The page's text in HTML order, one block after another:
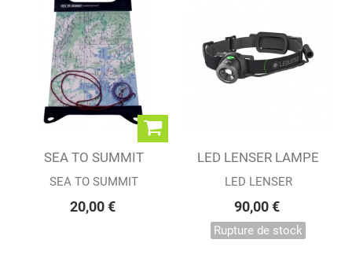
SEA TO SUMMIT
PORTE CARTE...
SEA TO SUMMIT
20,00 €
LED LENSER LAMPE
FRONTALE MH10
LED LENSER
90,00 €
Rupture de stock